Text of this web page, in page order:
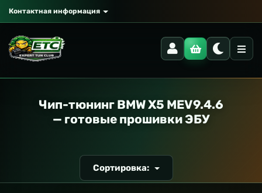
Контактная информация
Чип-тюнинг BMW X5 MEV9.4.6
— готовые прошивки ЭБУ
Сортировка: